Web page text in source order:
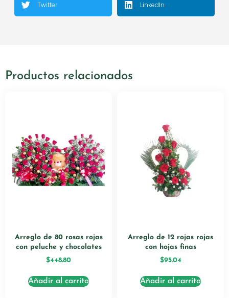
Twitter LinkedIn
Productos relacionados
Arreglo de 80 rosas rojas
con peluche y chocolates
$448.80
Añadir al carrito
Arreglo de 12 rojas rojas
con hojas finas
$95.04
Añadir al carrito